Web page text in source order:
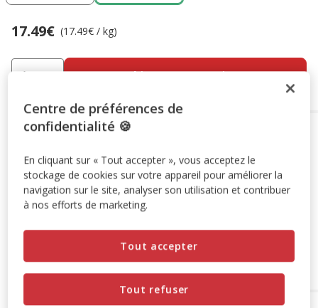
Prix 17.49€, 17.49 EUR par kg
17.49€ (17.49€ / kg)
Ajouter au panier
Options de livraison
Retrait en magasin
Disponible
Voir la disponibilité en magasin
Retrait dans 2h OFFERT
Livraison dans 72h offert dès 69€ d'achat
Livraison à domicile
Expédition sous 24h ouvrées
OFFERTEdès 69€ d’achat
Centre de préférences de
confidentialité 🍪
En cliquant sur « Tout accepter », vous acceptez le
stockage de cookies sur votre appareil pour améliorer la
navigation sur le site, analyser son utilisation et contribuer
à nos efforts de marketing.
Tout refuser
Tout accepter